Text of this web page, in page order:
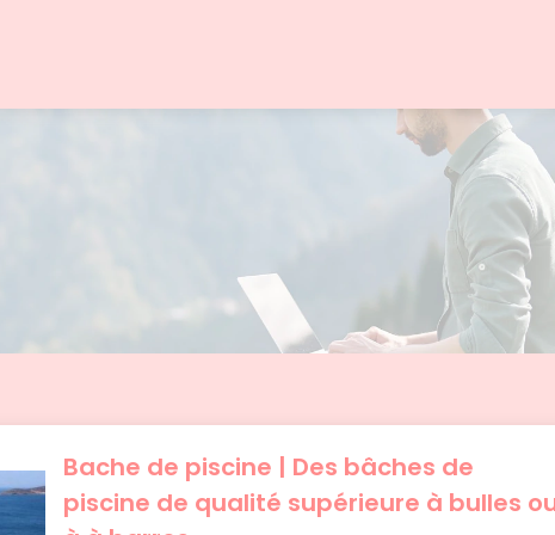
Bache de piscine | Des bâches de
piscine de qualité supérieure à bulles